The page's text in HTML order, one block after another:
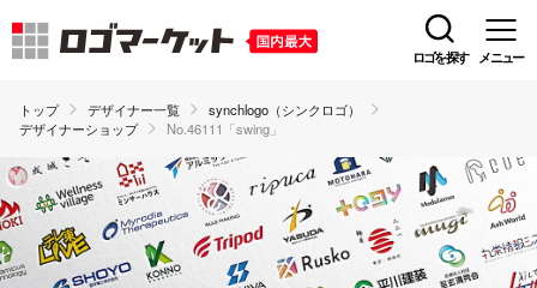
ロゴを探す メニュー
トップ デザイナー一覧
synchlogo（シンクロゴ）
デザイナーショップ
No.46111「swing」